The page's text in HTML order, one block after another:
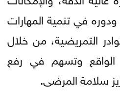
ودوره في تنمية المهارات
التمريضية، من خلال
الواقع وتسهم في رفع
سلامة المرضى.